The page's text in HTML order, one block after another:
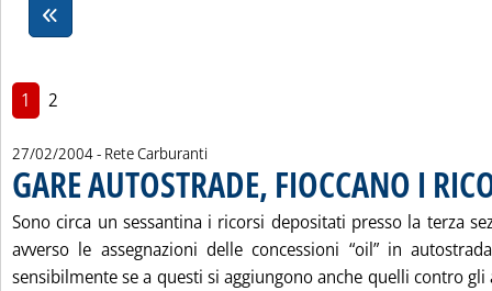
1 2
27/02/2004- Rete Carburanti
GARE AUTOSTRADE, FIOCCANO I
Sono circa un sessantina i ricorsi depositati presso la terza
avverso le assegnazioni delle concessioni “oil” in
sensibilmente se a questi si aggiungono anche quelli contro